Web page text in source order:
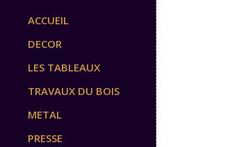
ACCUEIL
DECOR
LES TABLEAUX
TRAVAUX DU BOIS
METAL
PRESSE